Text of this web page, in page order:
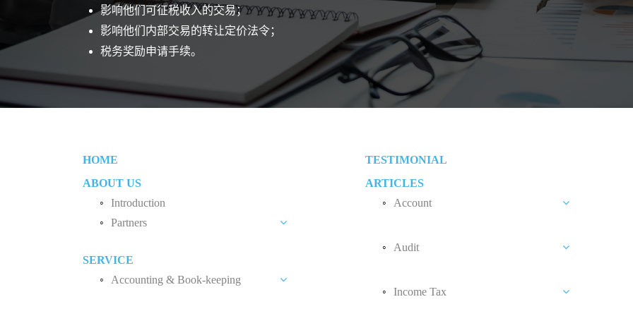
影响他们可征税收入的交易；
影响他们内部交易的转让定价法令；
税务奖励申请手续。
HOME
ABOUT US
Introduction
Partners
SERVICE
Accounting & Book-keeping
TESTIMONIAL
ARTICLES
Account
Audit
What Determine Your Audit Fee?
Income Tax